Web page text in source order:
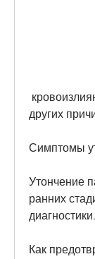
других
Симптомы
Утончение
ранних
Как